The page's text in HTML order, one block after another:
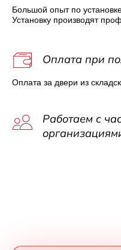
Большой опыт по
Установку производят
Оплата при
Оплата за двери из
Работаем с